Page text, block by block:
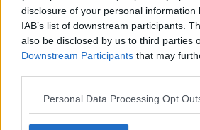
disclosure of your personal information
IAB’s list of downstream participants.
also be disclosed by us to third parties
Downstream Participants that may
Personal Data Processing Opt
"80" è applicato sopra l'orlo in
natura celebrativa della release.